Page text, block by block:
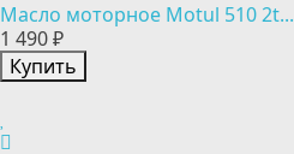
Масло моторное Motul 510 2t...
1 490 ₽
Купить